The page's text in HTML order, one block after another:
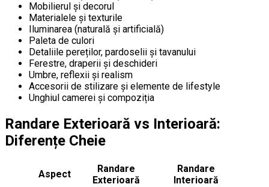
Mobilierul și decorul
Materialele și texturile
Iluminarea (naturală și artificială)
Paleta de culori
Detaliile pereților, pardoselii și tavanului
Ferestre, draperii și deschideri
Umbre, reflexii și realism
Accesorii de stilizare și elemente de lifestyle
Unghiul camerei și compoziția
Randare Exterioară vs Interioară:
Diferențe Cheie
Aspect
Randare
Exterioară
Randare
Interioară